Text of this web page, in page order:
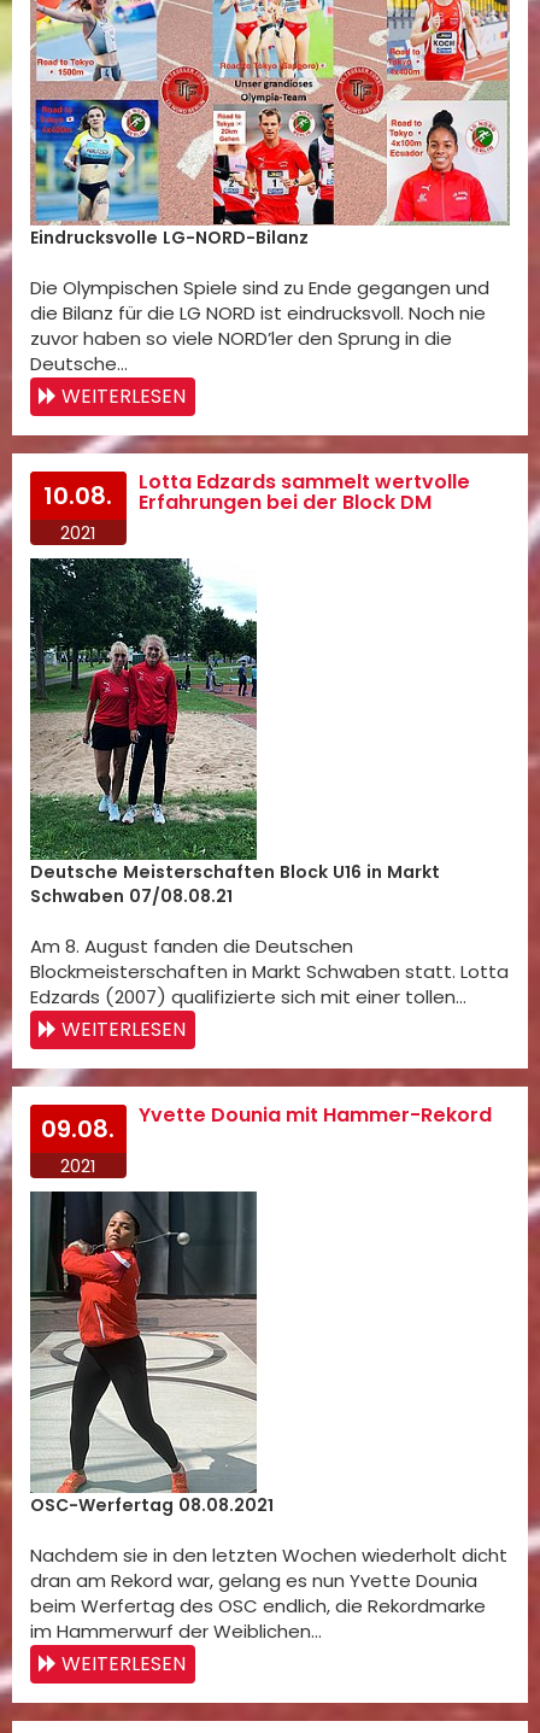
Eindrucksvolle LG-NORD-Bilanz
Die Olympischen Spiele sind zu Ende gegangen und
die Bilanz für die LG NORD ist eindrucksvoll. Noch nie
zuvor haben so viele NORD’ler den Sprung in die
Deutsche…
WEITERLESEN
10.08.
2021
Lotta Edzards sammelt wertvolle
Erfahrungen bei der Block DM
Deutsche Meisterschaften Block U16 in Markt
Schwaben 07/08.08.21
Am 8. August fanden die Deutschen
Blockmeisterschaften in Markt Schwaben statt. Lotta
Edzards (2007) qualifizierte sich mit einer tollen…
WEITERLESEN
09.08.
2021
Yvette Dounia mit Hammer-Rekord
OSC-Werfertag 08.08.2021
Nachdem sie in den letzten Wochen wiederholt dicht
dran am Rekord war, gelang es nun Yvette Dounia
beim Werfertag des OSC endlich, die Rekordmarke
im Hammerwurf der Weiblichen…
WEITERLESEN